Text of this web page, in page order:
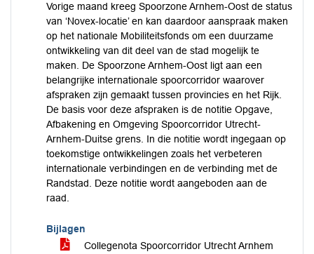
Vorige maand kreeg Spoorzone Arnhem-Oost de status
van ‘Novex-locatie’ en kan daardoor aanspraak maken
op het nationale Mobiliteitsfonds om een duurzame
ontwikkeling van dit deel van de stad mogelijk te
maken. De Spoorzone Arnhem-Oost ligt aan een
belangrijke internationale spoorcorridor waarover
afspraken zijn gemaakt tussen provincies en het Rijk.
De basis voor deze afspraken is de notitie Opgave,
Afbakening en Omgeving Spoorcorridor Utrecht-
Arnhem-Duitse grens. In die notitie wordt ingegaan op
toekomstige ontwikkelingen zoals het verbeteren
internationale verbindingen en de verbinding met de
Randstad. Deze notitie wordt aangeboden aan de
raad.
Bijlagen
Collegenota Spoorcorridor Utrecht Arnhem